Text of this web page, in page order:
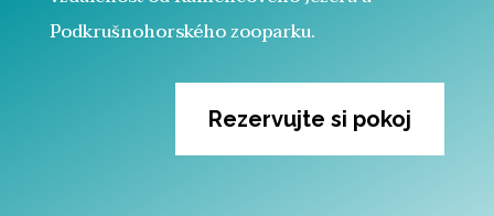
Podkrušnohorského zooparku.
Rezervujte si pokoj